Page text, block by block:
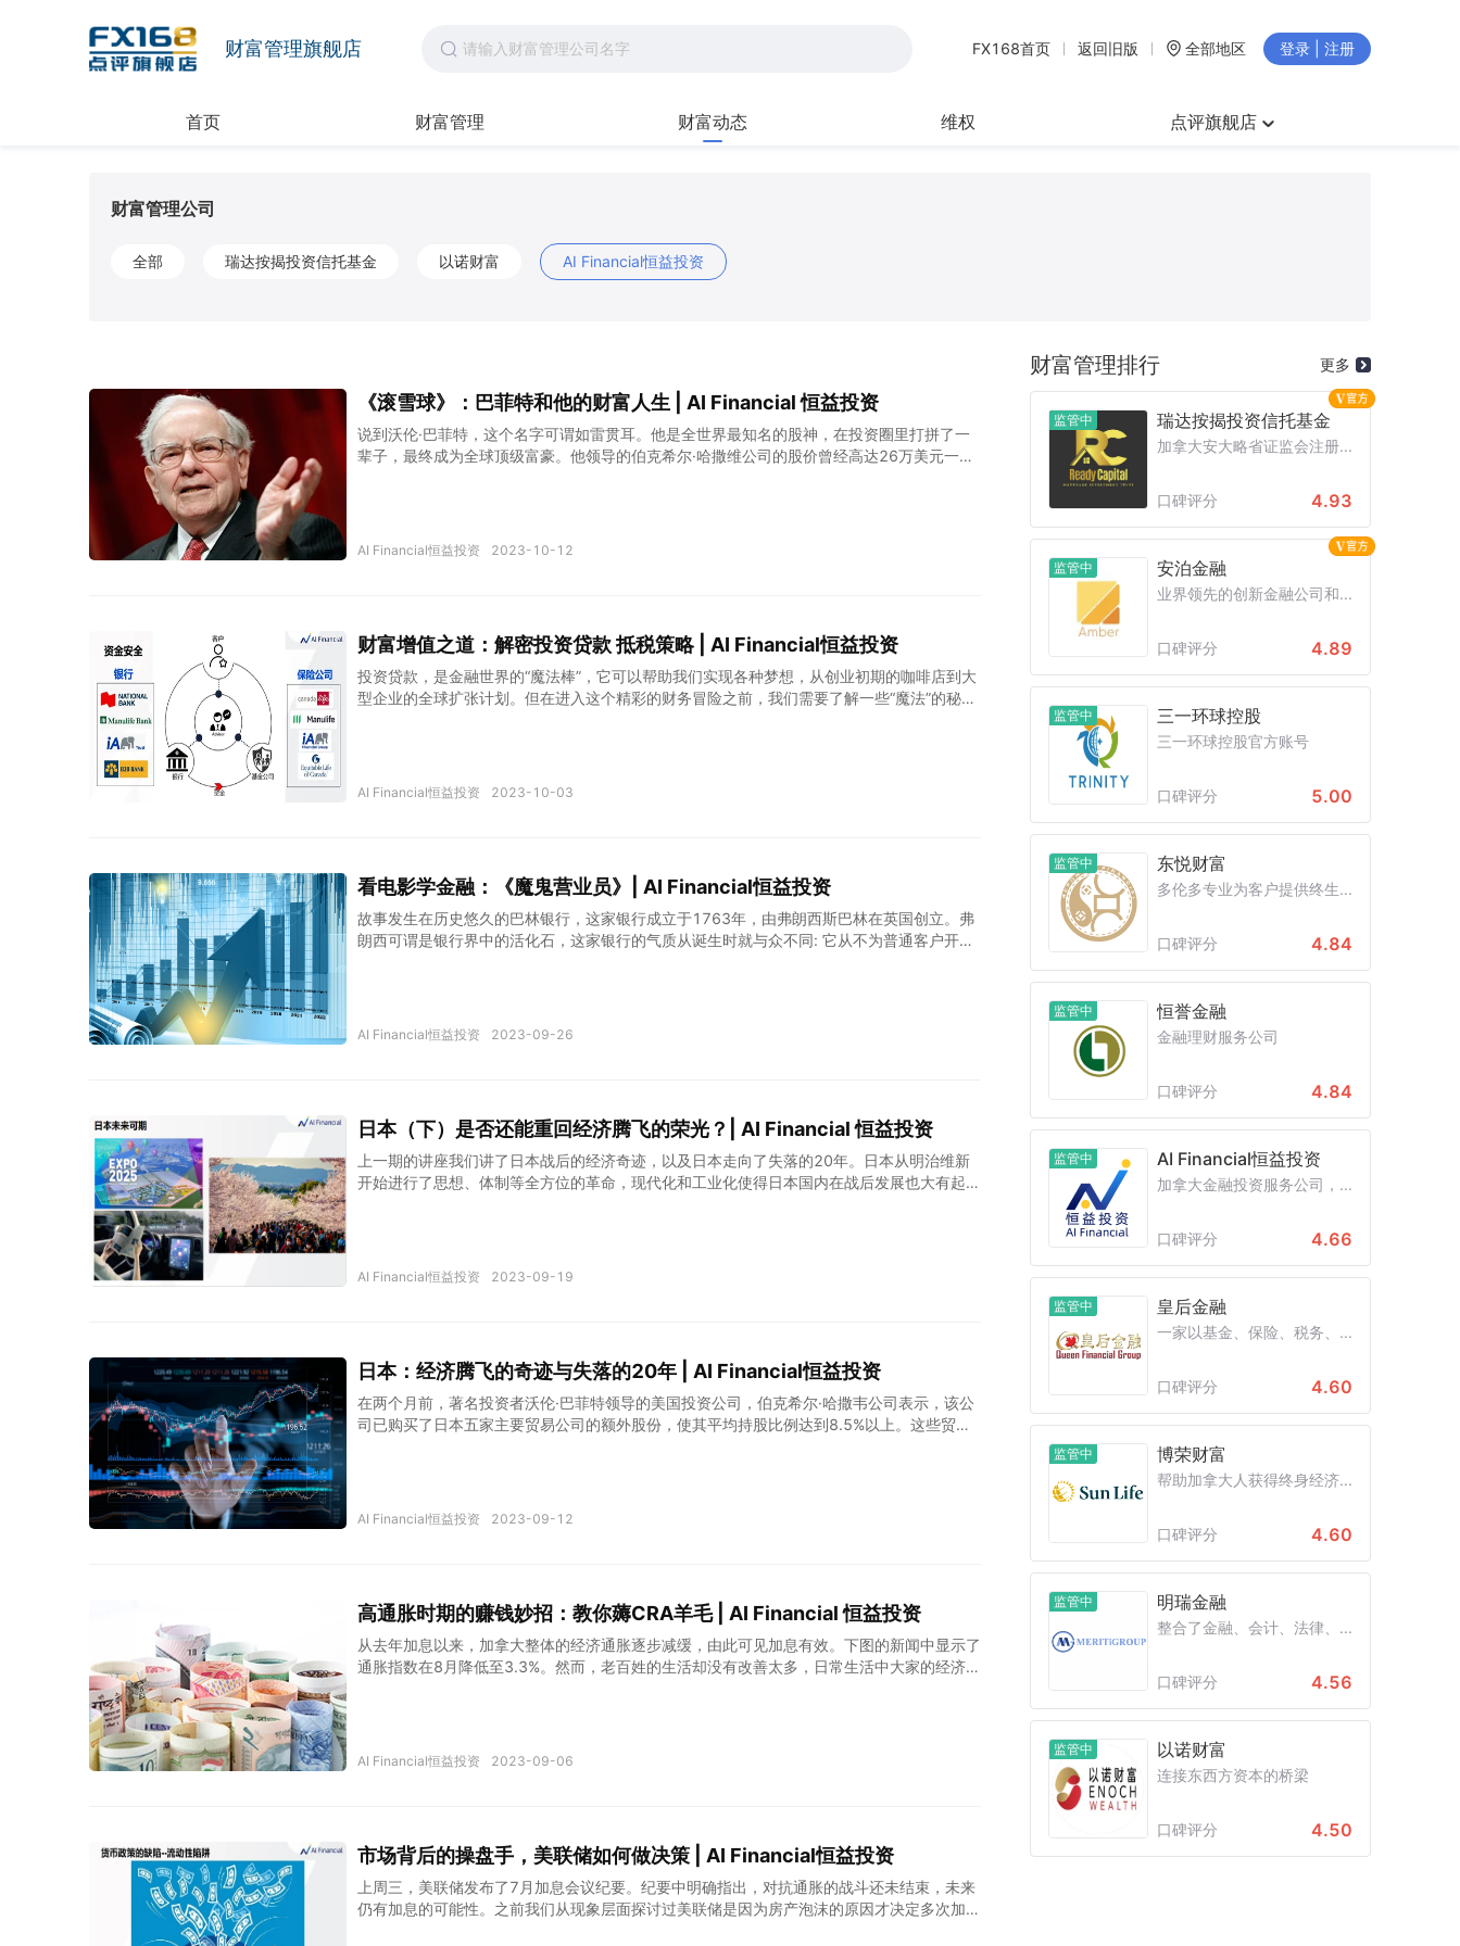
财富管理旗舰店 FX168首页 返回旧版 全部地区 登录 | 注册
首页 财富管理 财富动态 维权 点评旗舰店
财富管理公司
全部 瑞达按揭投资信托基金 以诺财富 AI Financial恒益投资
《滚雪球》：巴菲特和他的财富人生 | AI Financial 恒益投资
说到沃伦·巴菲特，这个名字可谓如雷贯耳。他是全世界最知名的股神，在投资圈里打拼了一
辈子，最终成为全球顶级富豪。他领导的伯克希尔·哈撒维公司的股价曾经高达26万美元一
AI Financial恒益投资 2023-10-12
财富增值之道：解密投资贷款 抵税策略 | AI Financial恒益投资
投资贷款，是金融世界的“魔法棒”，它可以帮助我们实现各种梦想，从创业初期的咖啡店到大
型企业的全球扩张计划。但在进入这个精彩的财务冒险之前，我们需要了解一些“魔法”的秘
AI Financial恒益投资 2023-10-03
看电影学金融：《魔鬼营业员》| AI Financial恒益投资
故事发生在历史悠久的巴林银行，这家银行成立于1763年，由弗朗西斯巴林在英国创立。弗
朗西可谓是银行界中的活化石，这家银行的气质从诞生时就与众不同: 它从不为普通客户开办
AI Financial恒益投资 2023-09-26
日本（下）是否还能重回经济腾飞的荣光？| AI Financial 恒益投资
上一期的讲座我们讲了日本战后的经济奇迹，以及日本走向了失落的20年。日本从明治维新
开始进行了思想、体制等全方位的革命，现代化和工业化使得日本国内在战后发展也大有起
AI Financial恒益投资 2023-09-19
日本：经济腾飞的奇迹与失落的20年 | AI Financial恒益投资
在两个月前，著名投资者沃伦·巴菲特领导的美国投资公司，伯克希尔·哈撒韦公司表示，该公
司已购买了日本五家主要贸易公司的额外股份，使其平均持股比例达到8.5%以上。这些贸易
AI Financial恒益投资 2023-09-12
高通胀时期的赚钱妙招：教你薅CRA羊毛 | AI Financial 恒益投资
从去年加息以来，加拿大整体的经济通胀逐步减缓，由此可见加息有效。下图的新闻中显示了
通胀指数在8月降低至3.3%。然而，老百姓的生活却没有改善太多，日常生活中大家的经济压
AI Financial恒益投资 2023-09-06
市场背后的操盘手，美联储如何做决策 | AI Financial恒益投资
上周三，美联储发布了7月加息会议纪要。纪要中明确指出，对抗通胀的战斗还未结束，未来
仍有加息的可能性。之前我们从现象层面探讨过美联储是因为房产泡沫的原因才决定多次加
财富管理排行 更多
监管中 瑞达按揭投资信托基金
加拿大安大略省证监会注册...
口碑评分 4.93
监管中 安泊金融
业界领先的创新金融公司和...
口碑评分 4.89
监管中 三一环球控股
三一环球控股官方账号
口碑评分 5.00
监管中 东悦财富
多伦多专业为客户提供终生...
口碑评分 4.84
监管中 恒誉金融
金融理财服务公司
口碑评分 4.84
监管中 AI Financial恒益投资
加拿大金融投资服务公司，...
口碑评分 4.66
监管中 皇后金融
一家以基金、保险、税务、...
口碑评分 4.60
监管中 博荣财富
帮助加拿大人获得终身经济...
口碑评分 4.60
监管中 明瑞金融
整合了金融、会计、法律、...
口碑评分 4.56
监管中 以诺财富
连接东西方资本的桥梁
口碑评分 4.50